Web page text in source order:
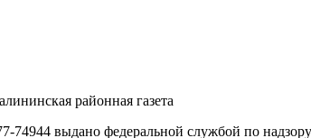
районная газета
выдано федеральной службой по надзору